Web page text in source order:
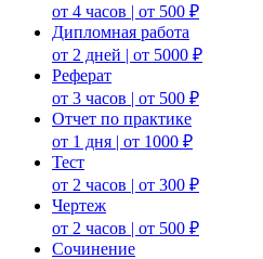
от 4 часов | от 500 ₽
Дипломная работа
от 2 дней | от 5000 ₽
Реферат
от 3 часов | от 500 ₽
Отчет по практике
от 1 дня | от 1000 ₽
Тест
от 2 часов | от 300 ₽
Чертеж
от 2 часов | от 500 ₽
Сочинение